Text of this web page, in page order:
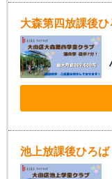
大森第四放課後ひ
池上放課後ひろば